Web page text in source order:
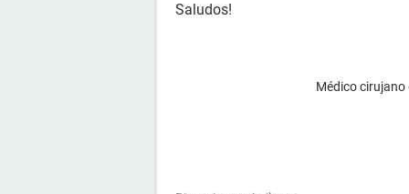
Saludos!
Médico